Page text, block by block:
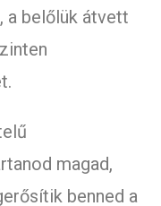
a belőlük átvett
magad,
benned a